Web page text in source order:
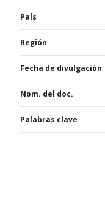
País
Región
Fecha de divulgación
Nom. del doc.
Palabras clave